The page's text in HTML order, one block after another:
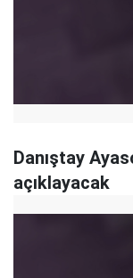
Danıştay
açıklayacak